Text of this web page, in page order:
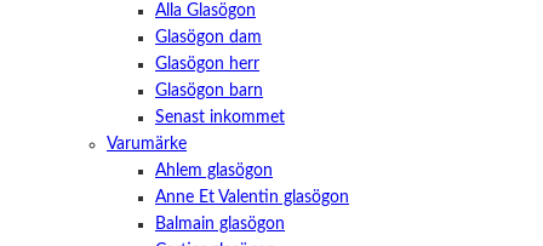
Alla Glasögon
Glasögon dam
Glasögon herr
Glasögon barn
Senast inkommet
Varumärke
Ahlem glasögon
Anne Et Valentin glasögon
Balmain glasögon